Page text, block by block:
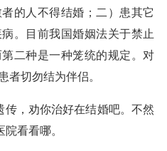
的人不得结婚；二）患其它
。目前我国婚姻法关于禁止
二种是一种笼统的规定。对
者切勿结为伴侣。
传，劝你治好在结婚吧。不然
看看哪。